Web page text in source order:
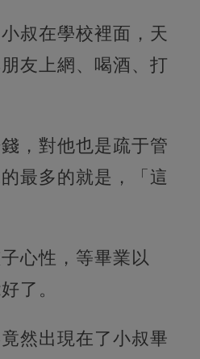
叔在學校裡面，天
友上網、喝酒、打
，對他也是疏于管
最多的就是，「這
心性，等畢業以
了。
然出現在了小叔畢